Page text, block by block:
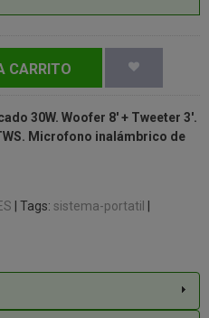
CARRITO
30W. Woofer 8' + Tweeter 3'.
Tags: sistema-portatil